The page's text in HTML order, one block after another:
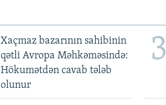
Xaçmaz bazarının sahibinin
qətli Avropa Məhkəməsində:
Hökumətdən cavab tələb
olunur
3